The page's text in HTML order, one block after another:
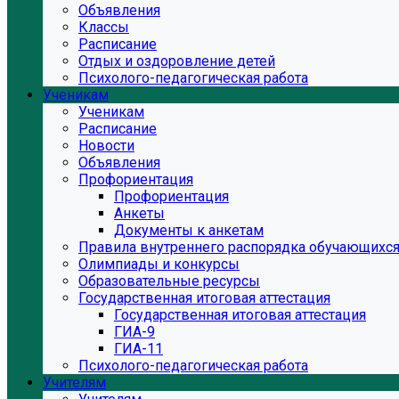
Объявления
Классы
Расписание
Отдых и оздоровление детей
Психолого-педагогическая работа
Ученикам
Ученикам
Расписание
Новости
Объявления
Профориентация
Профориентация
Анкеты
Документы к анкетам
Правила внутреннего распорядка обучающихся
Олимпиады и конкурсы
Образовательные ресурсы
Государственная итоговая аттестация
Государственная итоговая аттестация
ГИА-9
ГИА-11
Психолого-педагогическая работа
Учителям